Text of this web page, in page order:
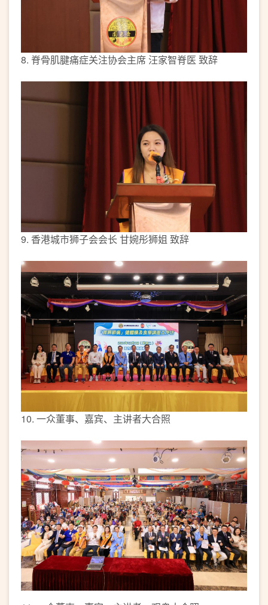
8. 脊骨肌腱痛症关注协会主席 汪家智脊医 致辞
9. 香港城市狮子会会长 甘婉彤狮姐 致辞
10. 一众董事、嘉宾、主讲者大合照